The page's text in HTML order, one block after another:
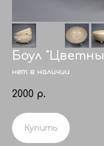
Боул
нет в наличии
2000 р.
Купить